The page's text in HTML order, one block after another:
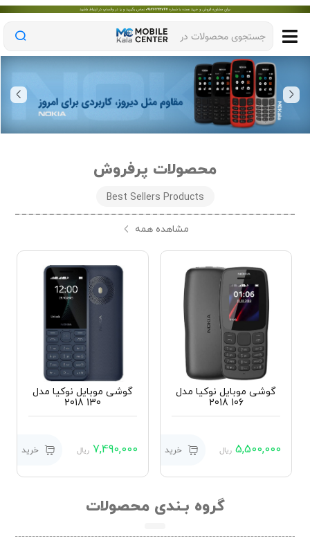
جستجوی محصولات در
محصولات پرفروش
Best Sellers Products
مشاهده همه
گوشی موبایل نوکیا مدل
106 2018
5,500,000 ریال خرید
گوشی موبایل نوکیا مدل
130 2018
7,490,000 ریال خرید
گروه بـندی محصولات